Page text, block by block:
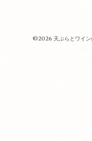
©2026 天ぷらとワイ